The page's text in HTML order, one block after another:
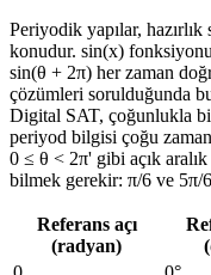
Periyodik yapılar, hazırlık
konudur. sin(x)
sin(θ + 2π) her zaman
çözümleri sorulduğunda
Digital SAT, çoğunlukla
periyod bilgisi çoğu
0 ≤ θ < 2π' gibi açık
bilmek gerekir: π/6 ve 5π/
Referans açı
(radyan)